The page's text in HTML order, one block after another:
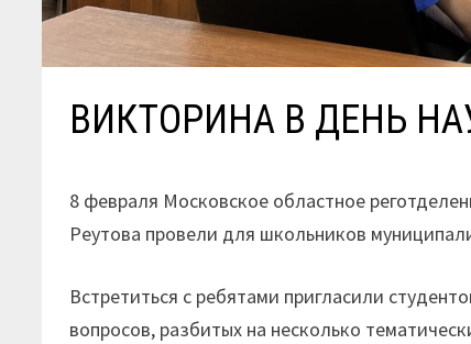
ВИКТОРИНА В ДЕНЬ
8 февраля Московское областное
Реутова провели для школьников
Встретиться с ребятами пригласили
вопросов, разбитых на несколько